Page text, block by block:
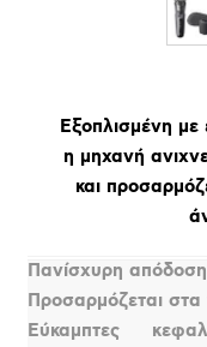
Εξοπλισμένη με
η μηχανή
και
Πανίσχυρη
Προσαρμόζεται στα
Εύκαμπτες